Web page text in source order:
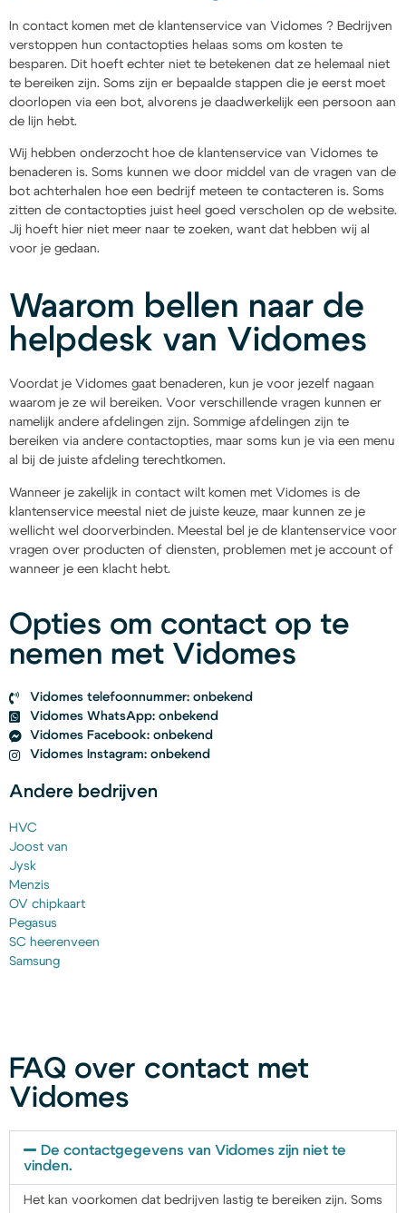
In contact komen met de klantenservice van Vidomes ? Bedrijven
verstoppen hun contactopties helaas soms om kosten te
besparen. Dit hoeft echter niet te betekenen dat ze helemaal niet
te bereiken zijn. Soms zijn er bepaalde stappen die je eerst moet
doorlopen via een bot, alvorens je daadwerkelijk een persoon aan
de lijn hebt.
Wij hebben onderzocht hoe de klantenservice van Vidomes te
benaderen is. Soms kunnen we door middel van de vragen van de
bot achterhalen hoe een bedrijf meteen te contacteren is. Soms
zitten de contactopties juist heel goed verscholen op de website.
Jij hoeft hier niet meer naar te zoeken, want dat hebben wij al
voor je gedaan.
Waarom bellen naar de
helpdesk van Vidomes
Voordat je Vidomes gaat benaderen, kun je voor jezelf nagaan
waarom je ze wil bereiken. Voor verschillende vragen kunnen er
namelijk andere afdelingen zijn. Sommige afdelingen zijn te
bereiken via andere contactopties, maar soms kun je via een menu
al bij de juiste afdeling terechtkomen.
Wanneer je zakelijk in contact wilt komen met Vidomes is de
klantenservice meestal niet de juiste keuze, maar kunnen ze je
wellicht wel doorverbinden. Meestal bel je de klantenservice voor
vragen over producten of diensten, problemen met je account of
wanneer je een klacht hebt.
Opties om contact op te
nemen met Vidomes
Vidomes telefoonnummer: onbekend
Vidomes WhatsApp: onbekend
Vidomes Facebook: onbekend
Vidomes Instagram: onbekend
Andere bedrijven
HVC
Joost van
Jysk
Menzis
OV chipkaart
Pegasus
SC heerenveen
Samsung
FAQ over contact met
Vidomes
De contactgegevens van Vidomes zijn niet te
vinden.
Het kan voorkomen dat bedrijven lastig te bereiken zijn. Soms